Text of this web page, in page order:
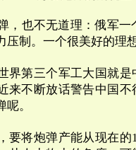
，也不无道理：俄军一
制。一个很美好的理想
界第三个军工大国就
来不断放话警告中国
。
要将炮弹产能从现在的